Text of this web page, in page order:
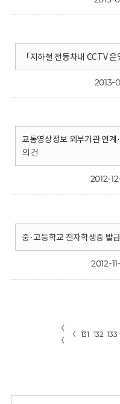
「지하철 전동차내 CCTV
2013-
교통영상정보 외부기관 연계
의 건
2012-
중·고등학교 전자학생증 발
2012-
〈
〈
〈 131 132 133